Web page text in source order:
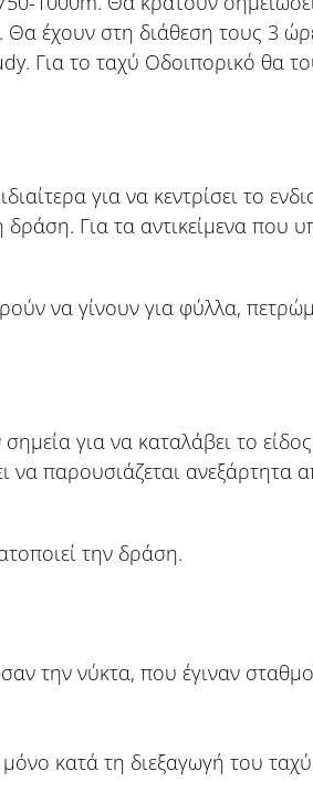
Θα έχουν στη διάθεση τους 3
Για το ταχύ Οδοιπορικό θα
για να κεντρίσει το
Για τα αντικείμενα που
να γίνουν για φύλλα,
για να καταλάβει το
παρουσιάζεται ανεξάρτητα
την δράση.
την νύκτα, που έγιναν
κατά τη διεξαγωγή του